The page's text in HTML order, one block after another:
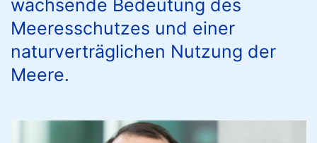
wachsende Bedeutung des
Meeresschutzes und einer
naturverträglichen Nutzung der
Meere.